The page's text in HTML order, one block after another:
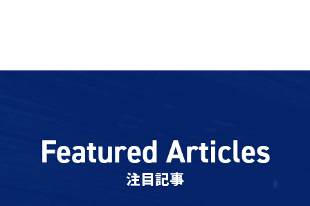
Featured Articles
注目記事